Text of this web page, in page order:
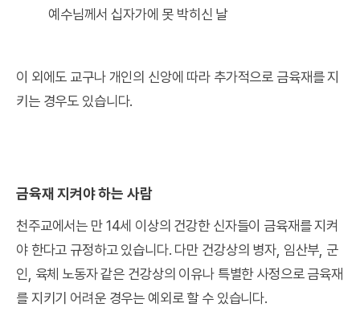
예수님께서 십자가에 못 박히신 날
이 외에도 교구나 개인의 신앙에 따라 추가적으로 금육재를 지
키는 경우도 있습니다.
금육재 지켜야 하는 사람
천주교에서는 만 14세 이상의 건강한 신자들이 금육재를 지켜
야 한다고 규정하고 있습니다. 다만 건강상의 병자, 임산부, 군
인, 육체 노동자 같은 건강상의 이유나 특별한 사정으로 금육재
를 지키기 어려운 경우는 예외로 할 수 있습니다.